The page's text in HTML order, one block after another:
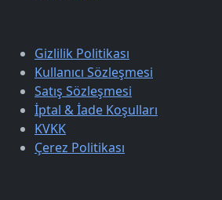
Gizlilik Politikası
Kullanıcı Sözleşmesi
Satış Sözleşmesi
İptal & İade Koşulları
KVKK
Çerez Politikası